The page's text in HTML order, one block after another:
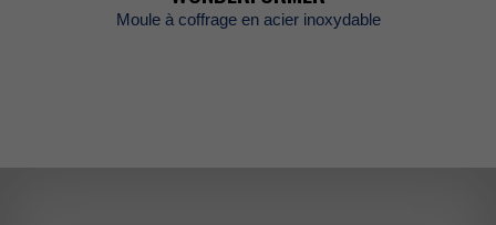
Mouleàcoffrageenacierinoxydable